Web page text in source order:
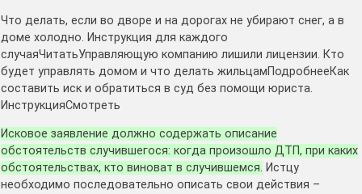
Что делать, если во дворе и на дорогах не убирают снег, а в
доме холодно. Инструкция для каждого
случаяЧитатьУправляющую компанию лишили лицензии. Кто
будет управлять домом и что делать жильцамПодробнееКак
составить иск и обратиться в суд без помощи юриста.
ИнструкцияСмотреть
Исковое заявление должно содержать описание
обстоятельств случившегося: когда произошло ДТП, при каких
обстоятельствах, кто виноват в случившемся. Истцу
необходимо последовательно описать свои действия –